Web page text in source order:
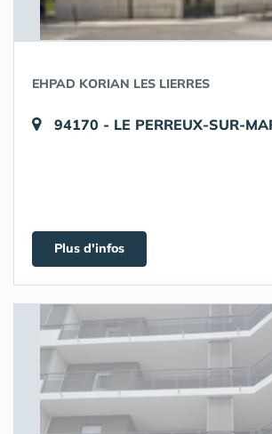
EHPAD KORIAN LES LIERRES
94170 - LE PERREUX-SUR-
Plus d'infos